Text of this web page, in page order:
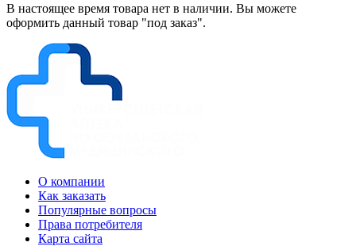
В настоящее время товара нет в наличии. Вы можете
оформить данный товар "под заказ".
О компании
Как заказать
Популярные вопросы
Права потребителя
Карта сайта